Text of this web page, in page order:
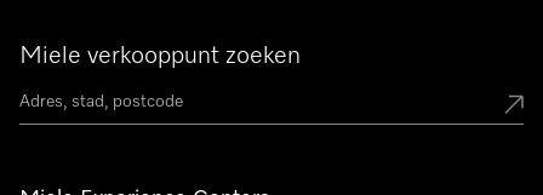
Miele verkooppunt zoeken